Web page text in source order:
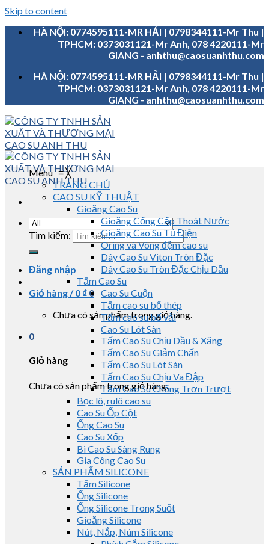
Skip to content
HÀ NỘI: 0774595111-MR HẢI | 0798344111-Mr Thu |
TPHCM: 0373031121-Mr Anh, 078 4220111-Mr
GIANG - anhthu@caosuanhthu.com
HÀ NỘI: 0774595111-MR HẢI | 0798344111-Mr Thu |
TPHCM: 0373031121-Mr Anh, 078 4220111-Mr
GIANG - anhthu@caosuanhthu.com
Tìm kiếm:
Đăng nhập
Giỏ hàng /0 ₫ 0
Chưa có sản phẩm trong giỏ hàng.
0
Giỏ hàng
Chưa có sản phẩm trong giỏ hàng.
Menu≡╳
TRANG CHỦ
CAO SU KỸ THUẬT
Gioăng Cao Su
Gioăng Cống Cấp Thoát Nước
Gioăng Cao Su Tủ Điện
Oring và Vòng đệm cao su
Dây Cao Su Viton Tròn Đặc
Dây Cao Su Tròn Đặc Chịu Dầu
Tấm Cao Su
Cao Su Cuộn
Tấm cao su bố thép
Tấm cao su bố vải
Cao Su Lót Sàn
Tấm Cao Su Chịu Dầu & Xăng
Tấm Cao Su Giảm Chấn
Tấm Cao Su Lót Sàn
Tấm Cao Su Chịu Va Đập
Tấm Cao Su Chống Trơn Trượt
Bọc lô, rulô cao su
Cao Su Ốp Cột
Ống Cao Su
Cao Su Xốp
Bi Cao Su Sàng Rung
Gia Công Cao Su
SẢN PHẨM SILICONE
Tấm Silicone
Ống Silicone
Ống Silicone Trong Suốt
Gioăng Silicone
Nút, Nắp, Núm Silicone